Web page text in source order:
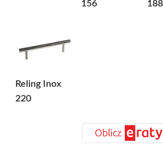
156
188
Reling Inox
220